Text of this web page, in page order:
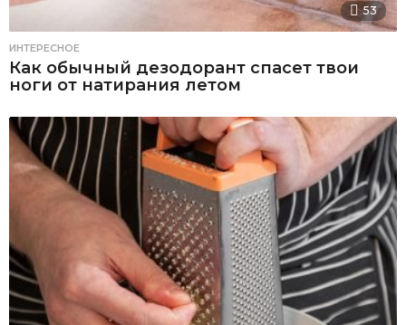
53
ИНТЕРЕСНОЕ
Как обычный дезодорант спасет твои
ноги от натирания летом